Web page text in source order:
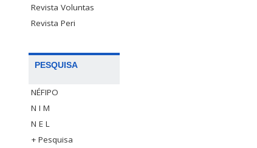
Revista Voluntas
Revista Peri
PESQUISA
NÉFIPO
N I M
N E L
+ Pesquisa